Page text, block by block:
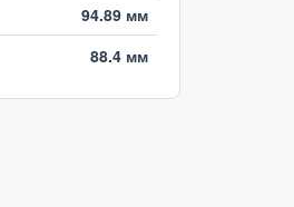
94.89 мм
88.4 мм